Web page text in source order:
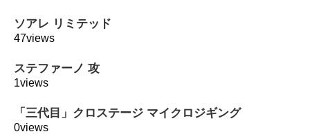
ソアレ リミテッド
47views
ステファーノ 攻
1views
「三代目」クロステージ マイクロジギング
0views